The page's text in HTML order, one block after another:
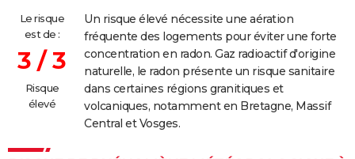
Le risque
est de :
3 / 3
Risque
élevé
Un risque élevé nécessite une aération
fréquente des logements pour éviter une forte
concentration en radon. Gaz radioactif d'origine
naturelle, le radon présente un risque sanitaire
dans certaines régions granitiques et
volcaniques, notamment en Bretagne, Massif
Central et Vosges.